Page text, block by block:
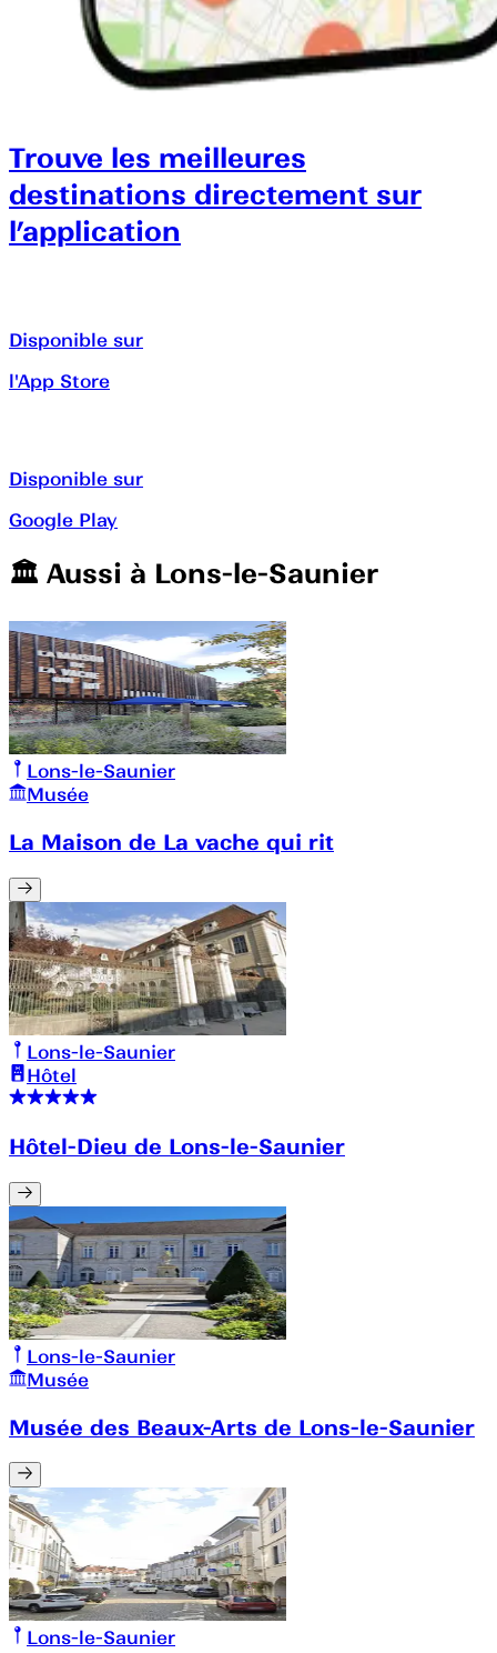
Trouve les meilleures
destinations directement sur
l’application
Disponible sur
l'App Store
Disponible sur
Google Play
🏛️️ Aussi à Lons-le-Saunier
Lons-le-Saunier
Musée
La Maison de La vache qui rit
Lons-le-Saunier
Hôtel
Hôtel-Dieu de Lons-le-Saunier
Lons-le-Saunier
Musée
Musée des Beaux-Arts de Lons-le-Saunier
Lons-le-Saunier